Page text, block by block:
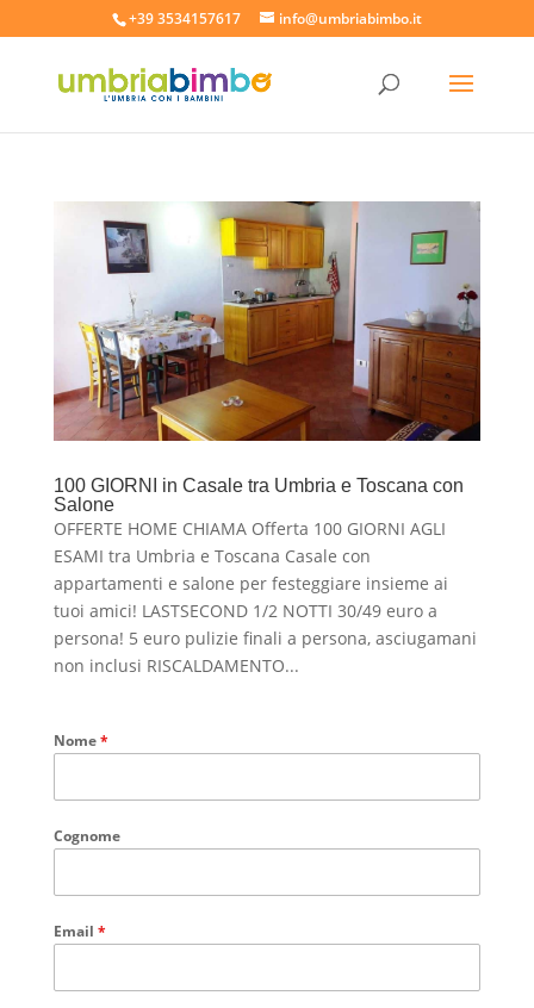
+39 3534157617 info@umbriabimbo.it
100 GIORNI in Casale tra Umbria e Toscana con
Salone
OFFERTE HOME CHIAMA Offerta 100 GIORNI AGLI
ESAMI tra Umbria e Toscana Casale con
appartamenti e salone per festeggiare insieme ai
tuoi amici! LASTSECOND 1/2 NOTTI 30/49 euro a
persona! 5 euro pulizie finali a persona, asciugamani
non inclusi RISCALDAMENTO...
Nome*
Cognome
Email *